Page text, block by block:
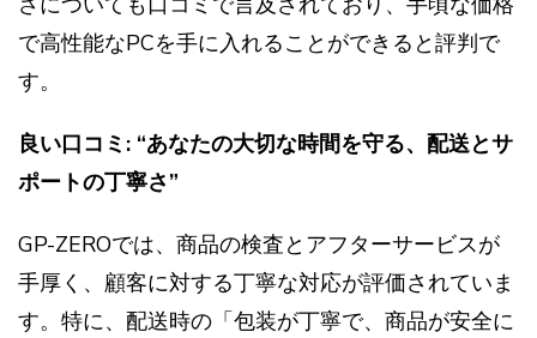
で高性能なPCを手に入れることができると評判で
す。
良い口コミ: “あなたの大切な時間を守る、配送とサ
ポートの丁寧さ”
GP-ZEROでは、商品の検査とアフターサービスが
手厚く、顧客に対する丁寧な対応が評価されていま
す。特に、配送時の「包装が丁寧で、商品が安全に